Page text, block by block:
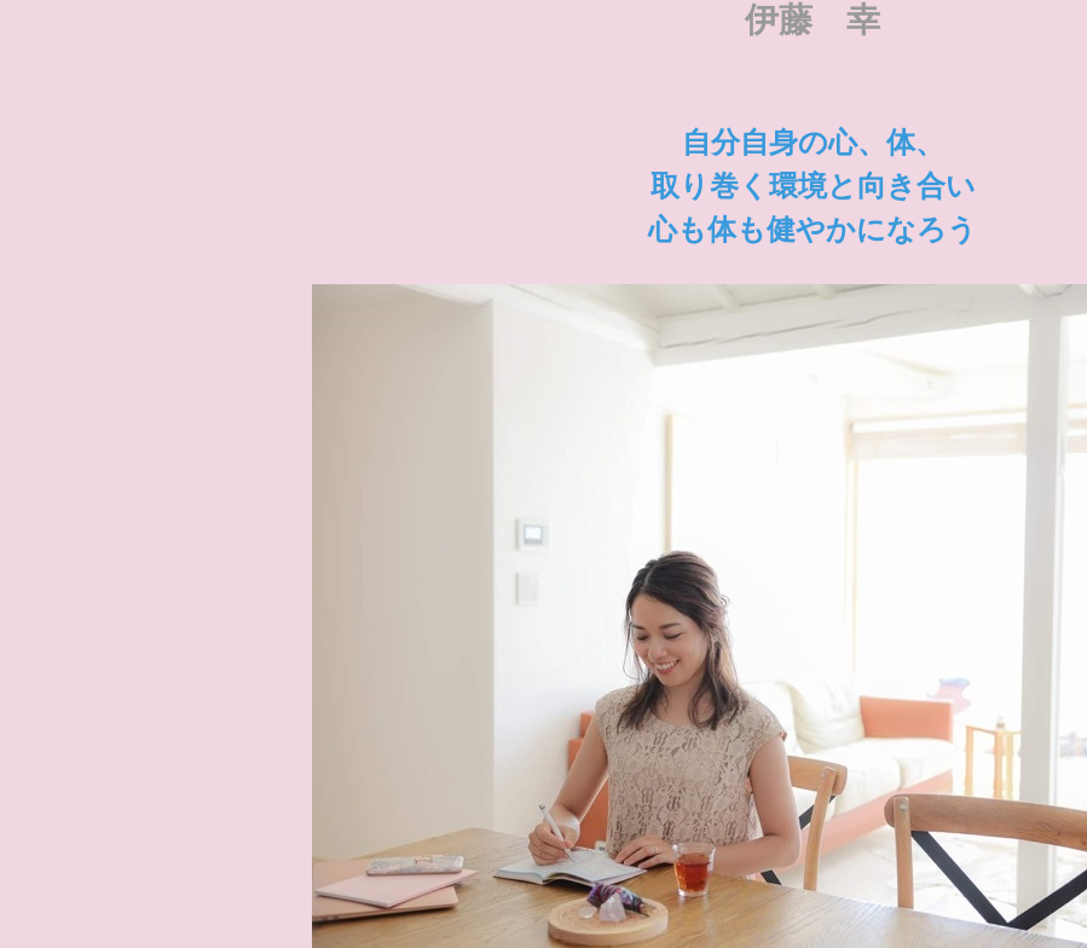
伊藤 幸
自分自身の心、体、
取り巻く環境と向き合い
心も体も健やかになろう